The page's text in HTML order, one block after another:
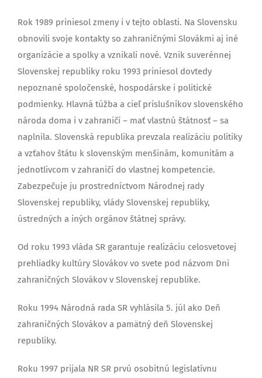
Rok 1989 priniesol zmeny i v tejto oblasti. Na Slovensku
obnovili svoje kontakty so zahraničnými Slovákmi aj iné
organizácie a spolky a vznikali nové. Vznik suverénnej
Slovenskej republiky roku 1993 priniesol dovtedy
nepoznané spoločenské, hospodárske i politické
podmienky. Hlavná túžba a cieľ príslušníkov slovenského
národa doma i v zahraničí – mať vlastnú štátnosť – sa
naplnila. Slovenská republika prevzala realizáciu politiky
a vzťahov štátu k slovenským menšinám, komunitám a
jednotlivcom v zahraničí do vlastnej kompetencie.
Zabezpečuje ju prostredníctvom Národnej rady
Slovenskej republiky, vlády Slovenskej republiky,
ústredných a iných orgánov štátnej správy.
Od roku 1993 vláda SR garantuje realizáciu celosvetovej
prehliadky kultúry Slovákov vo svete pod názvom Dni
zahraničných Slovákov v Slovenskej republike.
Roku 1994 Národná rada SR vyhlásila 5. júl ako Deň
zahraničných Slovákov a pamätný deň Slovenskej
republiky.
Roku 1997 prijala NR SR prvú osobitnú legislatívnu